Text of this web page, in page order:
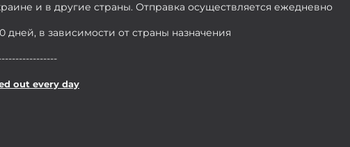
и в другие страны. Отправка осуществляется ежедневно
дней, в зависимости от страны назначения
out every day